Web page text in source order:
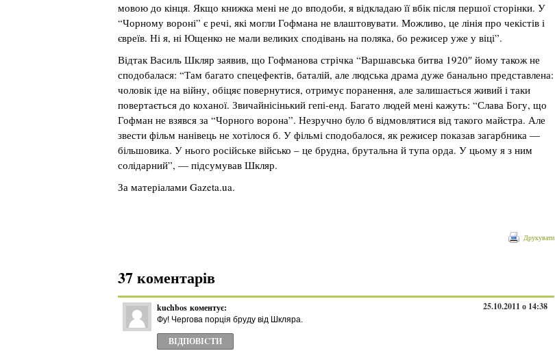
мовою до кінця. Якщо книжка мені не до вподоби, я відкладаю її вбік після першої сторінки. У
“Чорному вороні” є речі, які могли Гофмана не влаштовувати. Можливо, це лінія про чекістів і
євреїв. Ні я, ні Ющенко не мали великих сподівань на поляка, бо режисер уже у віці”.
Відтак Василь Шкляр заявив, що Гофманова стрічка “Варшавська битва 1920″ йому також не
сподобалася: “Там багато спецефектів, баталій, але людська драма дуже банально представлена:
чоловік іде на війну, обіцяє повернутися, отримує поранення, але залишається живий і таки
повертається до коханої. Звичайнісінький гепі-енд. Багато людей мені кажуть: “Слава Богу, що
Гофман не взявся за “Чорного ворона”. Незручно було б відмовлятися від такого майстра. Але
звести фільм нанівець не хотілося б. У фільмі сподобалося, як режисер показав загарбника —
більшовика. У нього російське військо – це брудна, брутальна й тупа орда. У цьому я з ним
солідарний”, — підсумував Шкляр.
За матеріалами Gazeta.ua.
Друкувати
37 коментарів
kuchbos коментує: 25.10.2011 о 14:38
Фу! Чергова порція бруду від Шкляра.
ВІДПОВІCТИ